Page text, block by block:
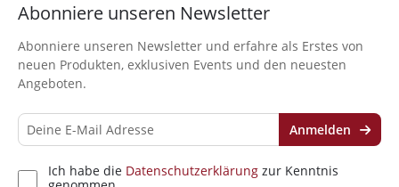
Abonniere unseren Newsletter
Abonniere unseren Newsletter und erfahre als Erstes von
neuen Produkten, exklusiven Events und den neuesten
Angeboten.
Ich habe die Datenschutzerklärung zur Kenntnis
Anmelden